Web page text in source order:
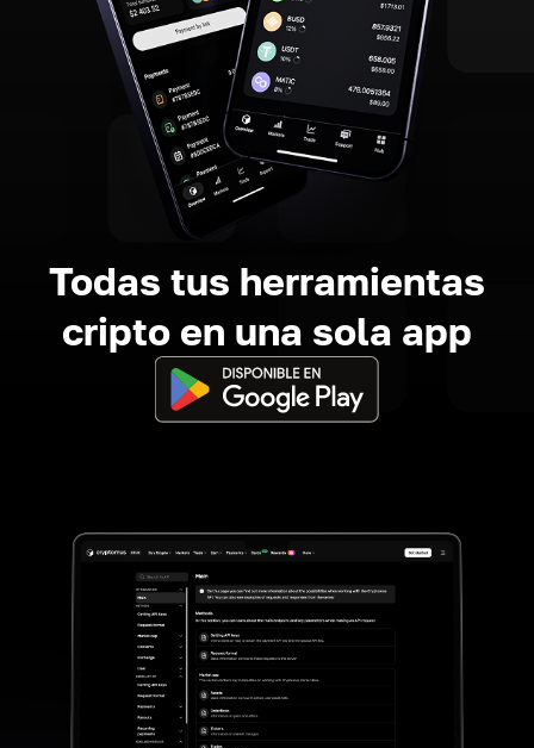
Todas tus herramientas
cripto en una sola app